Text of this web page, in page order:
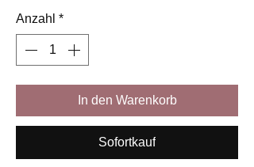
Anzahl *
In den Warenkorb
Sofortkauf